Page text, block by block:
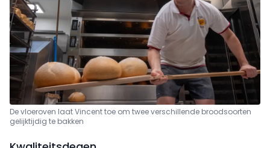
De vloeroven laat Vincent toe om twee verschillende broodsoorten
gelijktijdig te bakken